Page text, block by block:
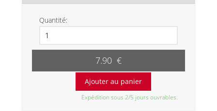
Quantité:
7.90 €
Expédition sous 2/5 jours ouvrables.